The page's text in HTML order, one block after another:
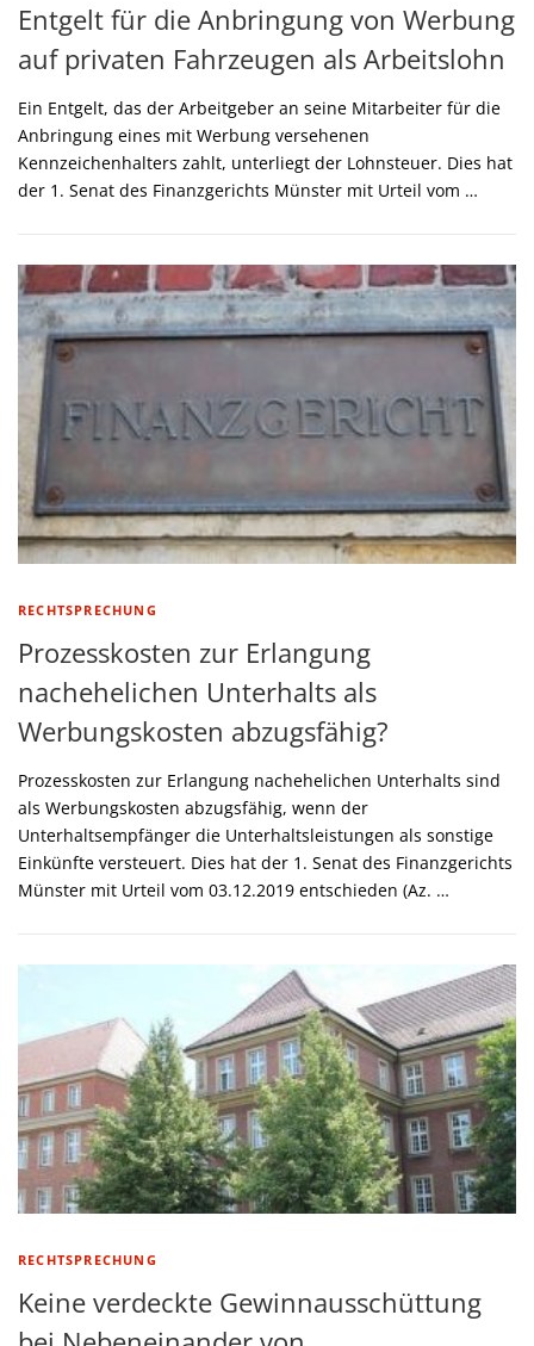
Entgelt für die Anbringung von Werbung
auf privaten Fahrzeugen als Arbeitslohn
Ein Entgelt, das der Arbeitgeber an seine Mitarbeiter für die
Anbringung eines mit Werbung versehenen
Kennzeichenhalters zahlt, unterliegt der Lohnsteuer. Dies hat
der 1. Senat des Finanzgerichts Münster mit Urteil vom …
RECHTSPRECHUNG
Prozesskosten zur Erlangung
nachehelichen Unterhalts als
Werbungskosten abzugsfähig?
Prozesskosten zur Erlangung nachehelichen Unterhalts sind
als Werbungskosten abzugsfähig, wenn der
Unterhaltsempfänger die Unterhaltsleistungen als sonstige
Einkünfte versteuert. Dies hat der 1. Senat des Finanzgerichts
Münster mit Urteil vom 03.12.2019 entschieden (Az. …
RECHTSPRECHUNG
Keine verdeckte Gewinnausschüttung